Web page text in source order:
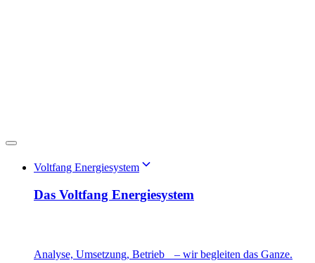
Voltfang Energiesystem
Das Voltfang Energiesystem
Analyse, Umsetzung, Betrieb – wir begleiten das Ganze.